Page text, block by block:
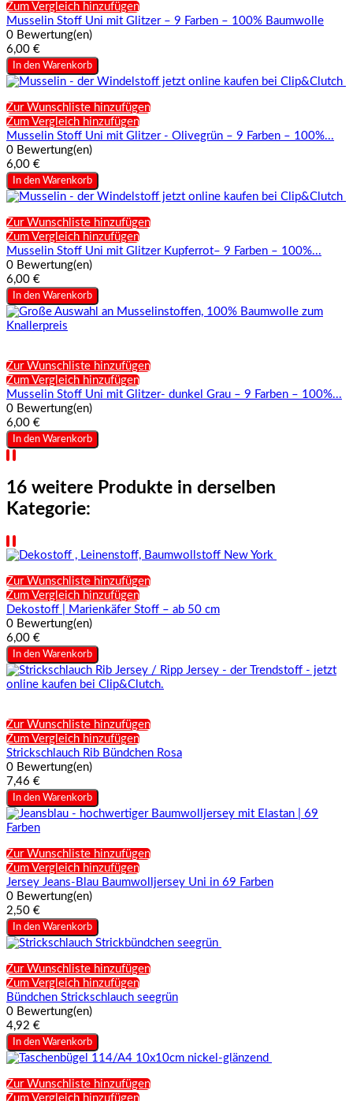
Zum Vergleich hinzufügen
Musselin Stoff Uni mit Glitzer – 9 Farben – 100% Baumwolle
0 Bewertung(en)
6,00 €
In den Warenkorb
Zur Wunschliste hinzufügen
Zum Vergleich hinzufügen
Musselin Stoff Uni mit Glitzer - Olivegrün – 9 Farben – 100%...
0 Bewertung(en)
6,00 €
In den Warenkorb
Zur Wunschliste hinzufügen
Zum Vergleich hinzufügen
Musselin Stoff Uni mit Glitzer Kupferrot– 9 Farben – 100%...
0 Bewertung(en)
6,00 €
In den Warenkorb
Zur Wunschliste hinzufügen
Zum Vergleich hinzufügen
Musselin Stoff Uni mit Glitzer- dunkel Grau – 9 Farben – 100%...
0 Bewertung(en)
6,00 €
In den Warenkorb
16 weitere Produkte in derselben
Kategorie:
Zur Wunschliste hinzufügen
Zum Vergleich hinzufügen
Dekostoff | Marienkäfer Stoff – ab 50 cm
0 Bewertung(en)
6,00 €
In den Warenkorb
Zur Wunschliste hinzufügen
Zum Vergleich hinzufügen
Strickschlauch Rib Bündchen Rosa
0 Bewertung(en)
7,46 €
In den Warenkorb
Zur Wunschliste hinzufügen
Zum Vergleich hinzufügen
Jersey Jeans-Blau Baumwolljersey Uni in 69 Farben
0 Bewertung(en)
2,50 €
In den Warenkorb
Zur Wunschliste hinzufügen
Zum Vergleich hinzufügen
Bündchen Strickschlauch seegrün
0 Bewertung(en)
4,92 €
In den Warenkorb
Zur Wunschliste hinzufügen
Zum Vergleich hinzufügen